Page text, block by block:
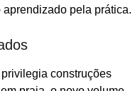
pela prática.
construções